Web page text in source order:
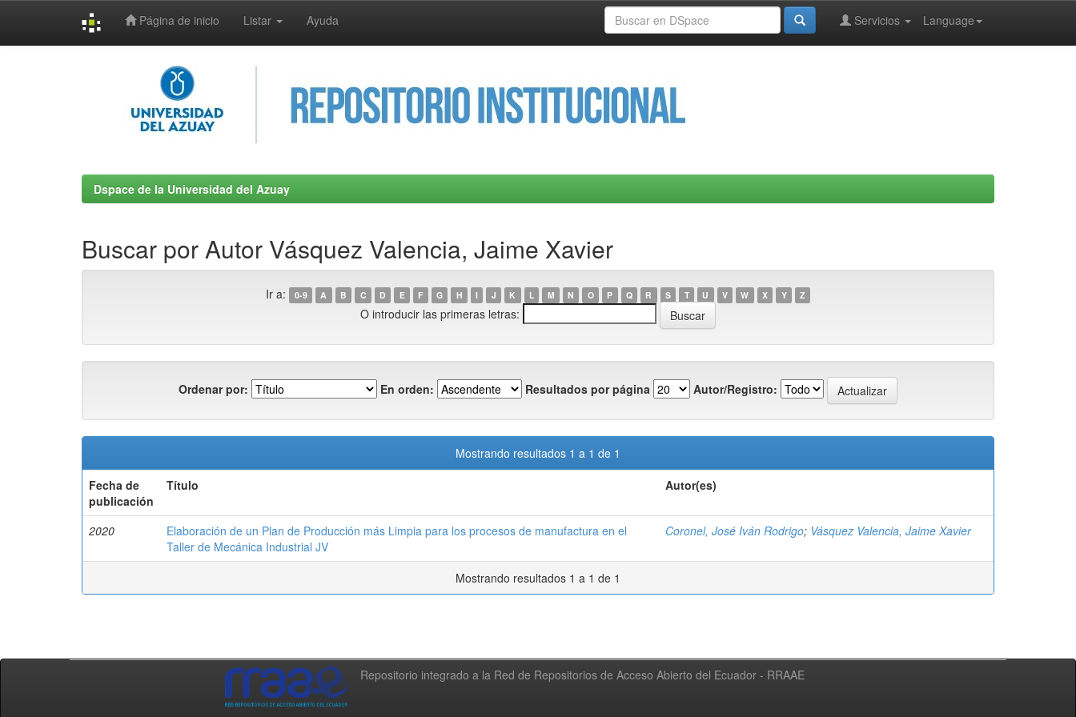
Página de inicio Listar Ayuda Language
Servicios
Dspace de la Universidad del Azuay
Buscar por Autor Vásquez Valencia, Jaime Xavier
Ir a: 0-9 A B C D E F G H I J K L M N O P Q R S T U V W X Y Z
O introducir las primeras letras:
Ordenar por: En orden: Resultados por página Autor/Registro:
Mostrando resultados 1 a 1 de 1
Fecha de
publicación
Título Autor(es)
2020
Elaboración de un Plan de Producción más Limpia para los procesos de manufactura en el
Taller de Mecánica Industrial JV
Coronel, José Iván Rodrigo; Vásquez Valencia, Jaime Xavier
Mostrando resultados 1 a 1 de 1
Repositorio integrado a la Red de Repositorios de Acceso Abierto del Ecuador - RRAAE